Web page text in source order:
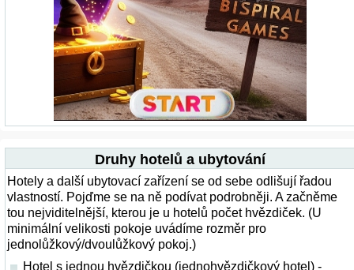
Druhy hotelů a ubytování
Hotely a další ubytovací zařízení se od sebe odlišují řadou
vlastností. Pojďme se na ně podívat podrobněji. A začněme
tou nejviditelnější, kterou je u hotelů počet hvězdiček. (U
minimální velikosti pokoje uvádíme rozměr pro
jednolůžkový/dvoulůžkový pokoj.)
Hotel s jednou hvězdičkou (jednohvězdičkový hotel) -